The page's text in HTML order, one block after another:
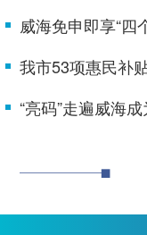
威海免申即享“四
我市53项惠民补
“亮码”走遍威海